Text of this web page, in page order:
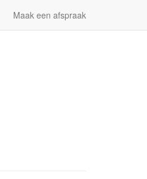
Maak een afspraak